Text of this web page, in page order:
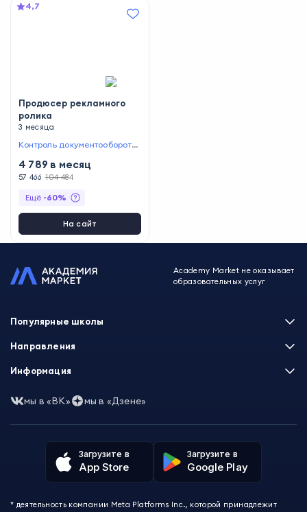
4,7
Продюсер рекламного
ролика
3 месяца
Контроль документооборота,
бюджета ,Набор съемочной
группы,Управление процесс
4 789 в месяц
57 466 104 484
Ещё -60%
На сайт
Academy Market не оказывает
образовательных услуг
Загрузите в
App Store
Загрузите в
Google Play
* деятельность компании Meta Platforms Inc., которой принадлежит
Популярные школы
Skillbox
XYZ School
Skillfactory
Talentsy
ProductStar
Направления
Программирование
Маркетинг
Аналитика
Другие профессии
Красота и здоровье
Информация
Часто задаваемые вопросы
Пользовательское соглашение
Политика обработки данных
Избранные курсы
Акции и скидки
О проекте
мы в «ВК» мы в «Дзене»